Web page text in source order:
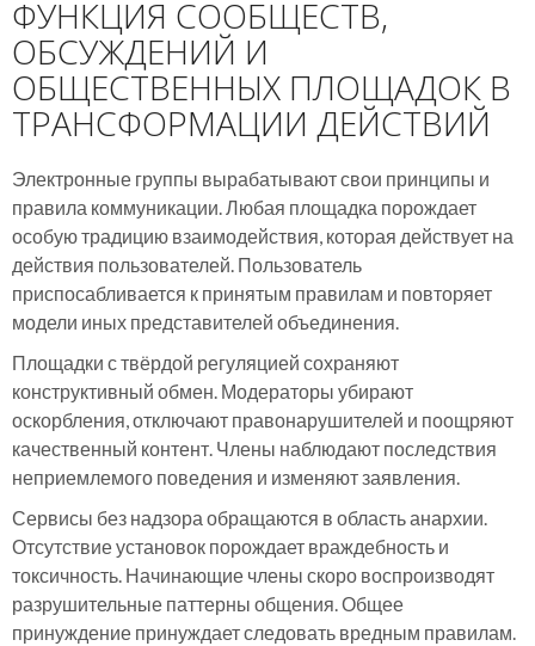
ФУНКЦИЯ СООБЩЕСТВ,
ОБСУЖДЕНИЙ И
ОБЩЕСТВЕННЫХ ПЛОЩАДОК В
ТРАНСФОРМАЦИИ ДЕЙСТВИЙ
Электронные группы вырабатывают свои принципы и
правила коммуникации. Любая площадка порождает
особую традицию взаимодействия, которая действует на
действия пользователей. Пользователь
приспосабливается к принятым правилам и повторяет
модели иных представителей объединения.
Площадки с твёрдой регуляцией сохраняют
конструктивный обмен. Модераторы убирают
оскорбления, отключают правонарушителей и поощряют
качественный контент. Члены наблюдают последствия
неприемлемого поведения и изменяют заявления.
Сервисы без надзора обращаются в область анархии.
Отсутствие установок порождает враждебность и
токсичность. Начинающие члены скоро воспроизводят
разрушительные паттерны общения. Общее
принуждение принуждает следовать вредным правилам.